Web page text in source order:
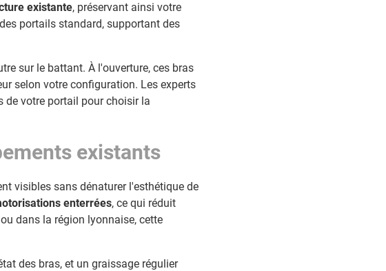
existante, préservant ainsi votre
portails standard, supportant des
sur le battant. À l'ouverture, ces bras
selon votre configuration. Les experts
de votre portail pour choisir la
existants
visibles sans dénaturer l'esthétique de
enterrées, ce qui réduit
dans la région lyonnaise, cette
des bras, et un graissage régulier